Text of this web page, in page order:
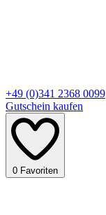
+49 (0)341 2368 0099
Gutschein kaufen
0 Favoriten